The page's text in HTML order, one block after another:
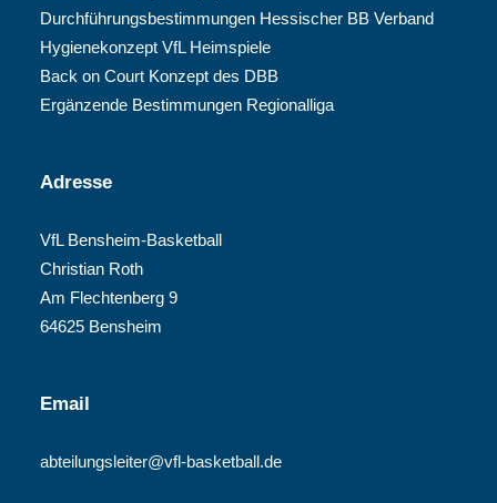
Durchführungsbestimmungen Hessischer BB Verband
Hygienekonzept VfL Heimspiele
Back on Court Konzept des DBB
Ergänzende Bestimmungen Regionalliga
Adresse
VfL Bensheim-Basketball
Christian Roth
Am Flechtenberg 9
64625 Bensheim
Email
abteilungsleiter@vfl-basketball.de